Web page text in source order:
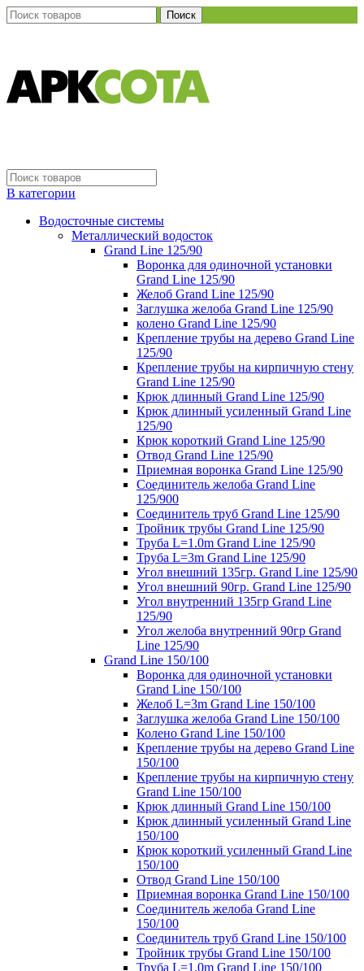
Поиск
В категории
Водосточные системы
Металлический водосток
Grand Line 125/90
Воронка для одиночной установки
Grand Line 125/90
Желоб Grand Line 125/90
Заглушка желоба Grand Line 125/90
колено Grand Line 125/90
Крепление трубы на дерево Grand Line
125/90
Крепление трубы на кирпичную стену
Grand Line 125/90
Крюк длинный Grand Line 125/90
Крюк длинный усиленный Grand Line
125/90
Крюк короткий Grand Line 125/90
Отвод Grand Line 125/90
Приемная воронка Grand Line 125/90
Соединитель желоба Grand Line
125/900
Соединитель труб Grand Line 125/90
Тройник трубы Grand Line 125/90
Труба L=1.0m Grand Line 125/90
Труба L=3m Grand Line 125/90
Угол внешний 135гр. Grand Line 125/90
Угол внешний 90гр. Grand Line 125/90
Угол внутренний 135гр Grand Line
125/90
Угол желоба внутренний 90гр Grand
Line 125/90
Grand Line 150/100
Воронка для одиночной установки
Grand Line 150/100
Желоб L=3m Grand Line 150/100
Заглушка желоба Grand Line 150/100
Колено Grand Line 150/100
Крепление трубы на дерево Grand Line
150/100
Крепление трубы на кирпичную стену
Grand Line 150/100
Крюк длинный Grand Line 150/100
Крюк длинный усиленный Grand Line
150/100
Крюк короткий усиленный Grand Line
150/100
Отвод Grand Line 150/100
Приемная воронка Grand Line 150/100
Соединитель желоба Grand Line
150/100
Соединитель труб Grand Line 150/100
Тройник трубы Grand Line 150/100
Труба L=1.0m Grand Line 150/100